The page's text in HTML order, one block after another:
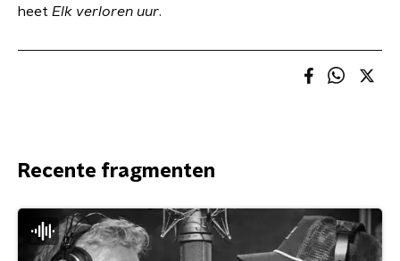
heet Elk verloren uur.
Recente fragmenten